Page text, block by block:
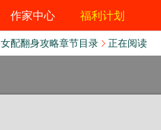
作家中心 福利计划
女配翻身攻略章节目录 正在阅读